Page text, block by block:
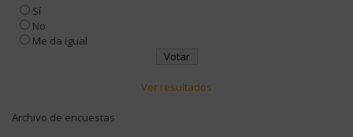
Sí
No
Me da igual
Ver resultados
Archivo de encuestas